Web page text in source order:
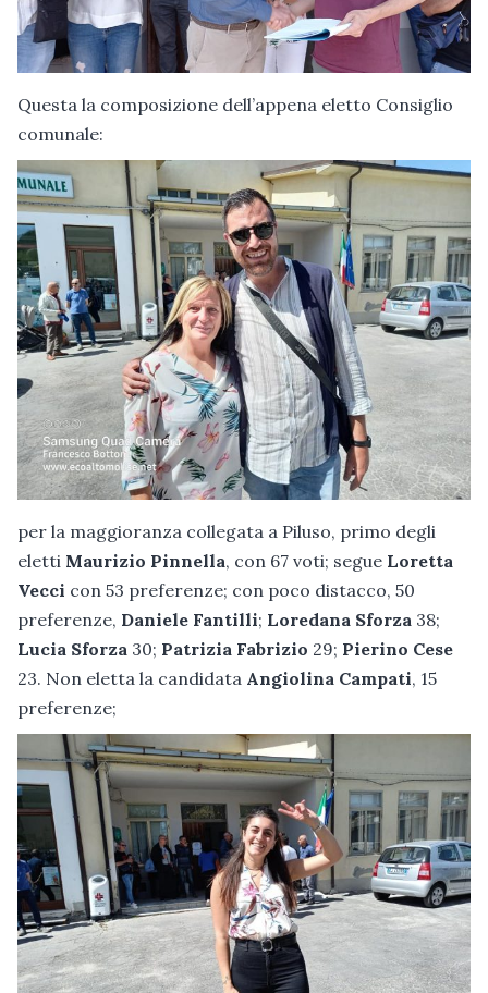
Questa la composizione dell’appena eletto Consiglio
comunale:
per la maggioranza collegata a Piluso, primo degli
eletti Maurizio Pinnella, con 67 voti; segue Loretta
Vecci con 53 preferenze; con poco distacco, 50
preferenze, Daniele Fantilli; Loredana Sforza 38;
Lucia Sforza 30; Patrizia Fabrizio 29; Pierino Cese
23. Non eletta la candidata Angiolina Campati, 15
preferenze;